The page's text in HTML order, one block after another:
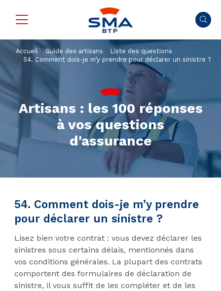
Accueil Guide des artisans
Liste des questions
54. Comment dois-je m’y prendre pour déclarer un sinistre ?
Artisans : les 100 réponses
à vos questions
d'assurance
54. Comment dois-je m’y prendre
pour déclarer un sinistre ?
Lisez bien votre contrat : vous devez déclarer les
sinistres sous certains délais, mentionnés dans
vos conditions générales. La plupart des contrats
comportent des formulaires de déclaration de
sinistre, il vous suffit de les compléter et de les